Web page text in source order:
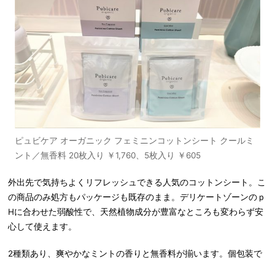
ピュビケア オーガニック フェミニンコットンシート クールミ
ント／無香料 20枚入り ￥1,760、5枚入り ￥605
外出先で気持ちよくリフレッシュできる人気のコットンシート。こ
の商品のみ処方もパッケージも既存のまま。デリケートゾーンのｐ
Hに合わせた弱酸性で、天然植物成分が豊富なところも変わらず安
心して使えます。
2種類あり、爽やかなミントの香りと無香料が揃います。個包装で